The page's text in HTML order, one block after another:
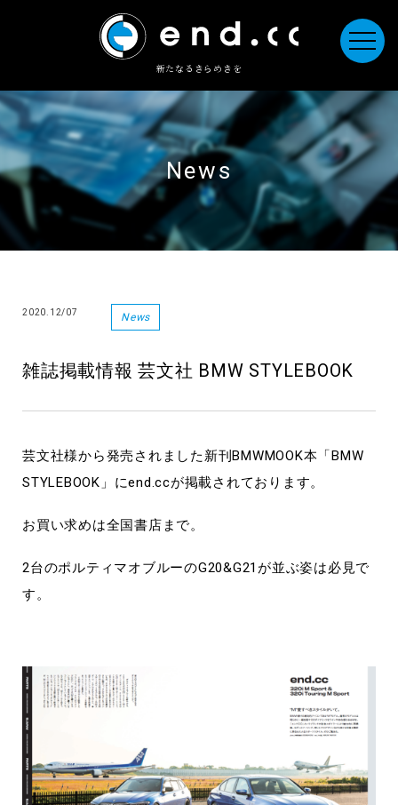
新たなるきらめきを
News
2020.12/07 News
雑誌掲載情報 芸文社 BMW STYLEBOOK
芸文社様から発売されました新刊BMWMOOK本「BMW
STYLEBOOK」にend.ccが掲載されております。
お買い求めは全国書店まで。
2台のポルティマオブルーのG20&G21が並ぶ姿は必見で
す。